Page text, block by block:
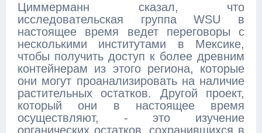
Циммерманн сказал, что
исследовательская группа WSU в
настоящее время ведет переговоры с
несколькими институтами в Мексике,
чтобы получить доступ к более древним
контейнерам из этого региона, которые
они могут проанализировать на наличие
растительных остатков. Другой проект,
который они в настоящее время
осуществляют, - это изучение
органических остатков, сохранившихся в